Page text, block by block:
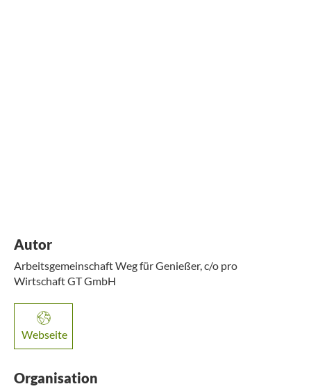
Autor
Arbeitsgemeinschaft Weg für Genießer, c/o pro
Wirtschaft GT GmbH
Webseite
Organisation